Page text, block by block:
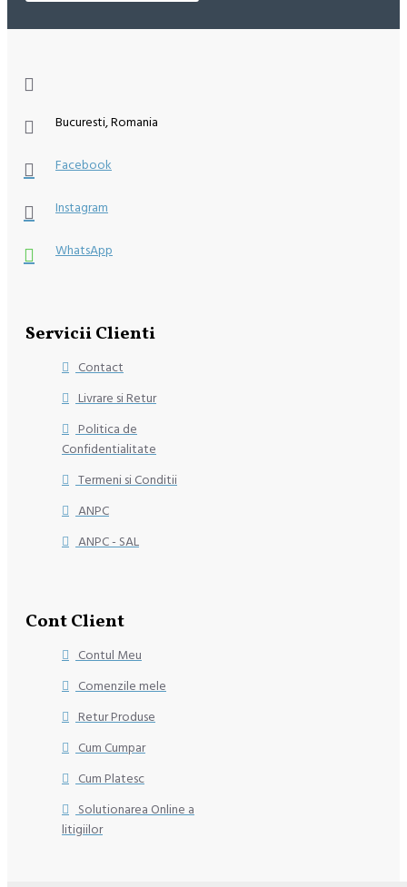
Bucuresti, Romania
Facebook
Instagram
WhatsApp
Servicii Clienti
Contact
Livrare si Retur
Politica de
Confidentialitate
Termeni si Conditii
ANPC
ANPC - SAL
Cont Client
Contul Meu
Comenzile mele
Retur Produse
Cum Cumpar
Cum Platesc
Solutionarea Online a
litigiilor